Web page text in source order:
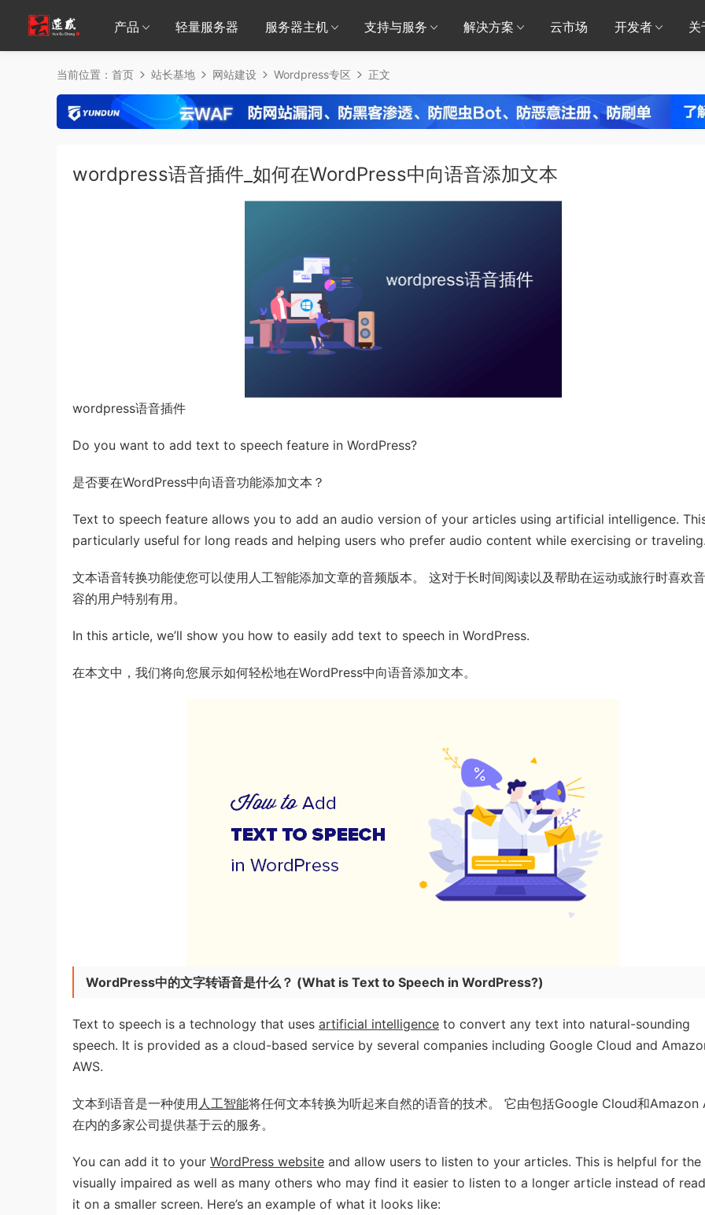
产品 轻量服务器 服务器主机 支持与服务 解决方案 云市场 开发者 关
当前位置： 首页 站长基地 网站建设 Wordpress专区 正文
wordpress语音插件_如何在WordPress中向语音添加文本
wordpress语音插件
Do you want to add text to speech feature in WordPress?
是否要在WordPress中向语音功能添加文本？
Text to speech feature allows you to add an audio version of your articles using artificial intelligence.
particularly useful for long reads and helping users who prefer audio content while exercising or
文本语音转换功能使您可以使用人工智能添加文章的音频版本。 这对于长时间阅读以及帮助在运动或旅行时喜欢
容的用户特别有用。
In this article, we’ll show you how to easily add text to speech in WordPress.
在本文中，我们将向您展示如何轻松地在WordPress中向语音添加文本。
WordPress中的文字转语音是什么？ (What is Text to Speech in WordPress?)
Text to speech is a technology that uses artificial intelligence to convert any text into natural-sounding
speech. It is provided as a cloud-based service by several companies including Google Cloud and
AWS.
文本到语音是一种使用 人工智能将任何文本转换为听起来自然的语音的技术。 它由包括Google Cloud和Amazon
在内的多家公司提供基于云的服务。
You can add it to your WordPress website and allow users to listen to your articles. This is helpful for the
visually impaired as well as many others who may find it easier to listen to a longer article instead of
it on a smaller screen. Here’s an example of what it looks like: